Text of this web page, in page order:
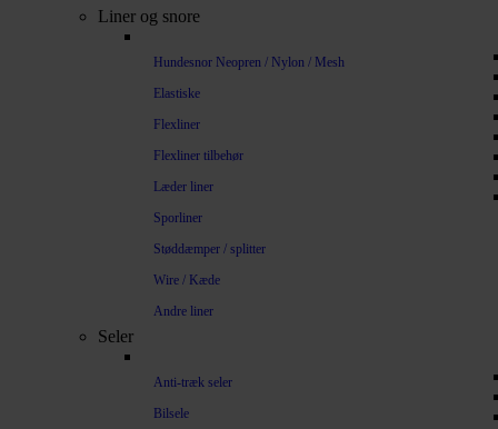
Liner og snore
Hundesnor Neopren / Nylon / Mesh
Elastiske
Flexliner
Flexliner tilbehør
Læder liner
Sporliner
Støddæmper / splitter
Wire / Kæde
Andre liner
Seler
Anti-træk seler
Bilsele